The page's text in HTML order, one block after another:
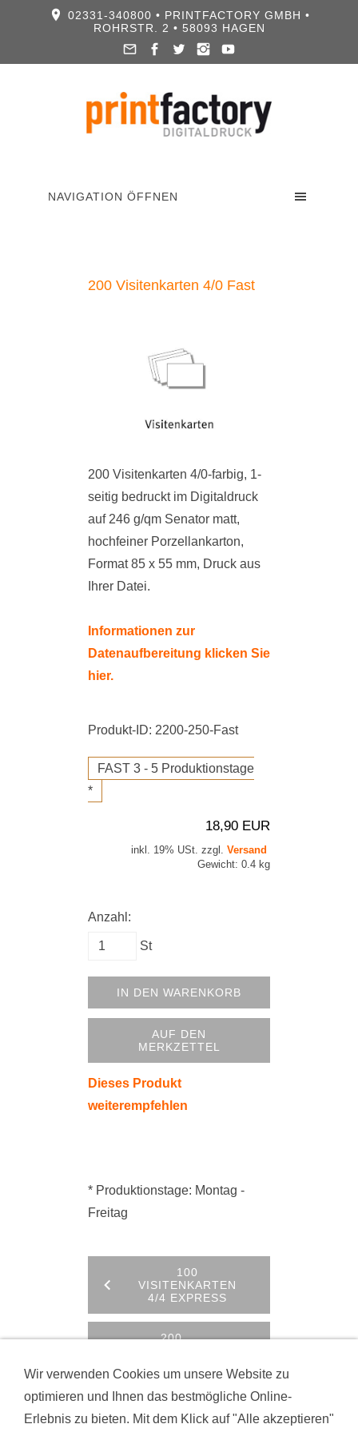
02331-340800 • PRINTFACTORY GMBH •
ROHRSTR. 2 • 58093 HAGEN
NAVIGATION ÖFFNEN
200 Visitenkarten 4/0 Fast
200 Visitenkarten 4/0-farbig, 1-
seitig bedruckt im Digitaldruck
auf 246 g/qm Senator matt,
hochfeiner Porzellankarton,
Format 85 x 55 mm, Druck aus
Ihrer Datei.
Informationen zur
Datenaufbereitung klicken Sie
hier.
Produkt-ID: 2200-250-Fast
FAST 3 - 5 Produktionstage
*
18,90 EUR
inkl. 19% USt. zzgl. Versand
Gewicht: 0.4 kg
Anzahl:
St
IN DEN WARENKORB
AUF DEN
MERKZETTEL
Dieses Produkt
weiterempfehlen
* Produktionstage: Montag -
Freitag
100
VISITENKARTEN
4/4 EXPRESS
200
Wir verwenden Cookies um unsere Website zu
optimieren und Ihnen das bestmögliche Online-
Erlebnis zu bieten. Mit dem Klick auf "Alle akzeptieren"